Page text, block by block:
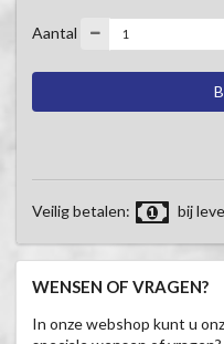
Aantal
Veilig betalen: bij
WENSEN OF VRAGEN?
In onze webshop kunt u